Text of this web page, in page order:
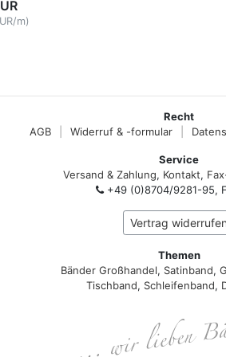
m)
Recht
AGB
Widerruf & -formular
Service
Versand & Zahlung, Kontakt,
+49 (0)8704/9281-95,
Vertrag widerrufen
Themen
Bänder Großhandel, Satinband,
Tischband, Schleifenband,